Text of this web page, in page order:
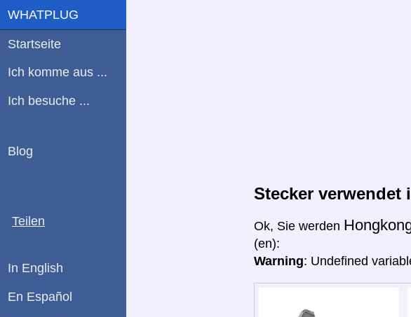
Stecker verwendet
Ok, Sie werden
(en):
Warning: Undefined
WHATPLUG
Startseite
Ich komme aus ...
Ich besuche ...
Blog
Teilen
In English
En Español